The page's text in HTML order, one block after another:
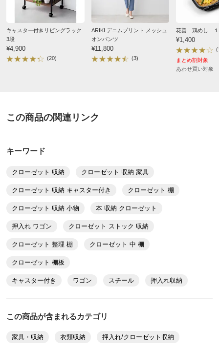
※組み立て途中や一度組み立てした商品の返品はご遠慮
いただいております。
※家具レンタル「flect」をご利用の場合、返却は中途解
約として承ります。 詳しくはこちら
お支払い方法 送料について 有料組み立てサービスの説明
■素材：本体…スチール（粉体塗装）
■中国製
ディノスのサイズ（家具）
キャスター付きリビングラック
3段
¥4,900
(20)
ARIKI デニムプリント メッシュ
オンパンツ
¥11,800
(3)
花善 鶏めし １
¥1,400
まとめ割対象
あわせ買い対象
この商品の関連リンク
キーワード
クローゼット 収納 クローゼット 収納 家具
クローゼット 収納 キャスター付き クローゼット 棚
クローゼット 収納 小物 本 収納 クローゼット
押入れ ワゴン クローゼット ストック 収納
クローゼット 整理 棚 クローゼット 中 棚
クローゼット 棚板
キャスター付き ワゴン スチール 押入れ収納
この商品が含まれるカテゴリ
家具・収納 衣類収納 押入れ/クローゼット収納